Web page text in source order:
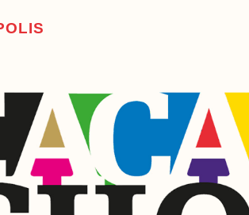
OLIS